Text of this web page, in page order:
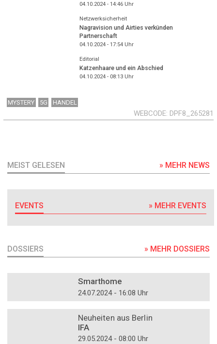
04.10.2024 - 14:46Uhr
Netzwerksicherheit
Nagravision und Airties verkünden
Partnerschaft
04.10.2024 - 17:54Uhr
Editorial
Katzenhaare und ein Abschied
04.10.2024 - 08:13Uhr
MYSTERY 5G HANDEL
WEBCODE DPF8_265281
MEIST GELESEN » MEHR NEWS
EVENTS » MEHR EVENTS
DOSSIERS » MEHR DOSSIERS
Smarthome
24.07.2024 - 16:08 Uhr
Neuheiten aus Berlin
IFA
29.05.2024 - 08:00 Uhr